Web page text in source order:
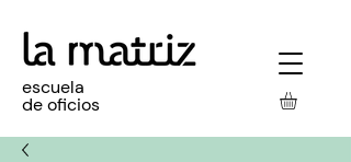
escuela
de oficios